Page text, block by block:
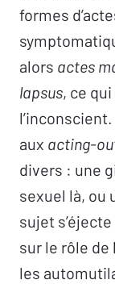
formes
alors actes
lapsus, ce
l’inconscient.
aux acting-
divers : une
sexuel là, ou
sujet
sur le rôle de
les